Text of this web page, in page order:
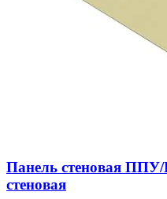
Панель стеновая
стеновая